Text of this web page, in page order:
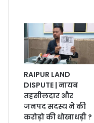
RAIPUR LAND
DISPUTE | नायब
तहसीलदार और
जनपद सदस्य ने की
करोड़ो की धोखाधड़ी ?